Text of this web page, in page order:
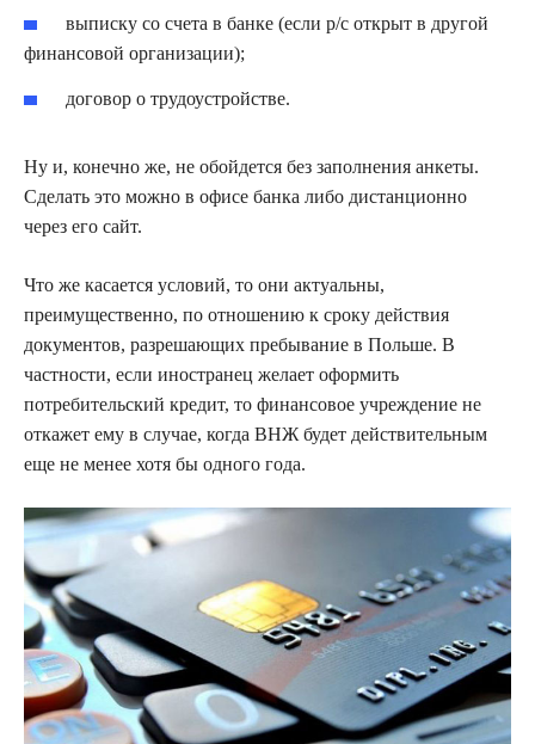
выписку со счета в банке (если р/с открыт в другой
финансовой организации);
договор о трудоустройстве.
Ну и, конечно же, не обойдется без заполнения анкеты.
Сделать это можно в офисе банка либо дистанционно
через его сайт.
Что же касается условий, то они актуальны,
преимущественно, по отношению к сроку действия
документов, разрешающих пребывание в Польше. В
частности, если иностранец желает оформить
потребительский кредит, то финансовое учреждение не
откажет ему в случае, когда ВНЖ будет действительным
еще не менее хотя бы одного года.